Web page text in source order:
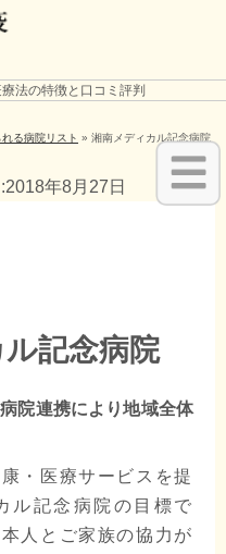
法の特徴と口コミ評判
る病院リスト » 湘南メディカル記念病院
年8月27日
記念病院
院連携により地域全体
・医療サービスを提
ル記念病院の目標で
人とご家族の協力が